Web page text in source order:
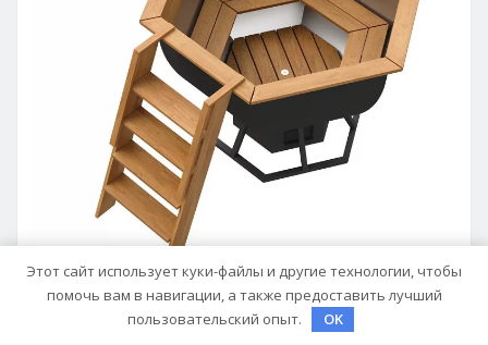
ДАЧА, УЧАСТОК
Этот сайт использует куки-файлы и другие технологии, чтобы
помочь вам в навигации, а также предоставить лучший
пользовательский опыт.
OK